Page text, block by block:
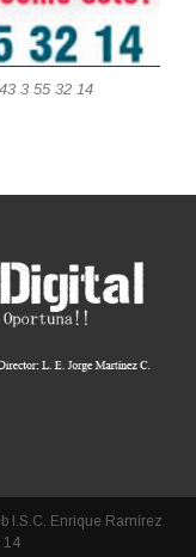
3 55 32 14
I.S.C. Enrique Ramírez
14